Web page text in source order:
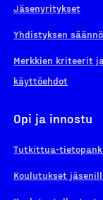
Jäsenyritykset
Yhdistyksen
Merkkien kriteerit
käyttöehdot
Opi ja innostu
Tutkittua-
Koulutukset